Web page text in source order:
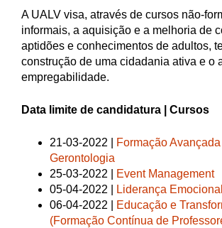
A UALV visa, através de cursos não-
informais, a aquisição e a melhoria de
aptidões e conhecimentos de adultos,
construção de uma cidadania ativa e o
empregabilidade.
Data limite de candidatura | Cursos
21-03-2022 |
Formação
Gerontologia
25-03-2022 |
Event Management
05-04-2022 |
Liderança Emocional
06-04-2022 |
Educação e
(Formação Contínua de